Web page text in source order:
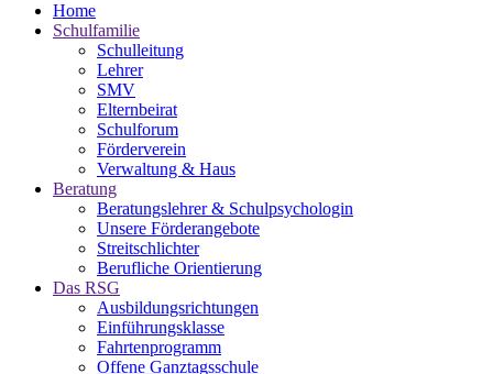
Home
Schulfamilie
Schulleitung
Lehrer
SMV
Elternbeirat
Schulforum
Förderverein
Verwaltung & Haus
Beratung
Beratungslehrer & Schulpsychologin
Unsere Förderangebote
Streitschlichter
Berufliche Orientierung
Das RSG
Ausbildungsrichtungen
Einführungsklasse
Fahrtenprogramm
Offene Ganztagsschule